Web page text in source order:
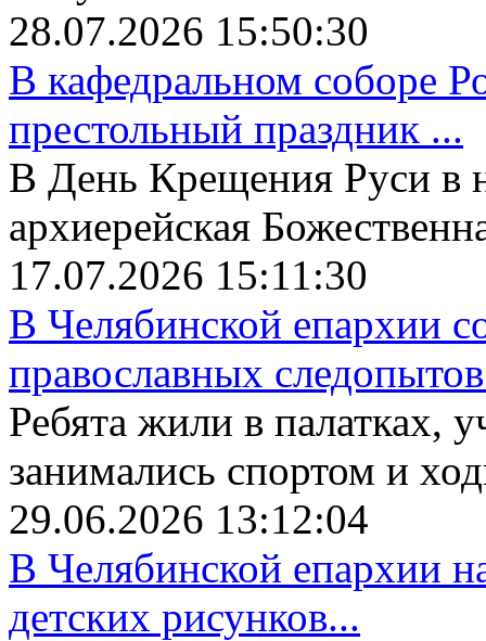
28.07.2026 15:50:30
В кафедральном соборе
престольный праздник ...
В День Крещения Руси в
архиерейская
17.07.2026 15:11:30
В Челябинской епархии
православных
Ребята жили в палатках,
занимались спортом и
29.06.2026 13:12:04
В Челябинской епархии
детских рисунков...